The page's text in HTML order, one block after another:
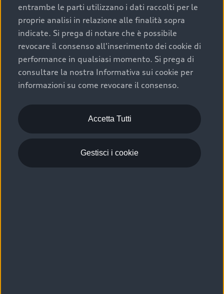
efficienza meccanica: motore, trasmissione e
componenti principali in ottimo stato garantiscono
prestazioni affidabili e sicure.
Acquistare un’auto usata in una Concessionaria ufficiale
Audi che offre l’usato garantito tramite Audi Prima
Scelta :plus, significa affidarsi ad un prodotto che viene
sottoposto a 110 controlli approfonditi e coperto da
garanzia fino a 4 anni per una maggiore tutela del tuo
acquisto.
entrambe le parti utilizzano i dati raccolti per le
proprie analisi in relazione alle finalità sopra
indicate. Si prega di notare che è possibile
revocare il consenso all'inserimento dei cookie di
performance in qualsiasi momento. Si prega di
consultare la nostra Informativa sui cookie per
informazioni su come revocare il consenso.
Accetta Tutti
Gestisci i cookie